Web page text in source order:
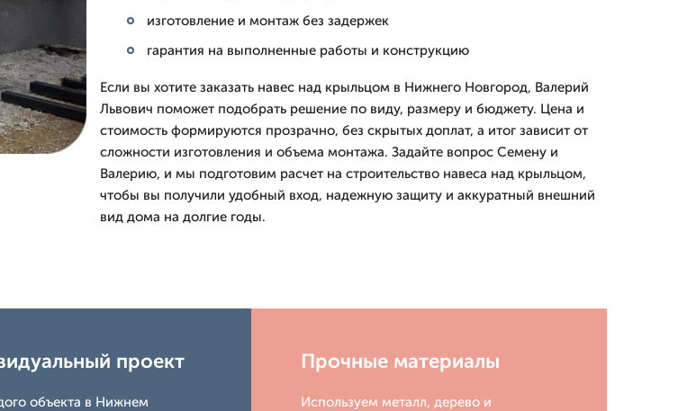
изготовление и монтаж без задержек
гарантия на выполненные работы и конструкцию
Если вы хотите заказать навес над крыльцом в Нижнего Новгород, Валерий
Львович поможет подобрать решение по виду, размеру и бюджету. Цена и
стоимость формируются прозрачно, без скрытых доплат, а итог зависит от
сложности изготовления и объема монтажа. Задайте вопрос Семену и
Валерию, и мы подготовим расчет на строительство навеса над крыльцом,
чтобы вы получили удобный вход, надежную защиту и аккуратный внешний
вид дома на долгие годы.
проект
объекта в Нижнем
Прочные материалы
Используем металл, дерево и